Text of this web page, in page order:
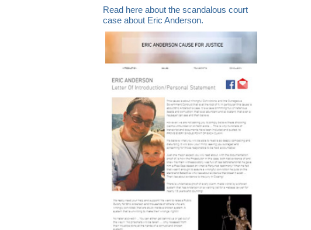
Read here about the scandalous court
case about Eric Anderson.